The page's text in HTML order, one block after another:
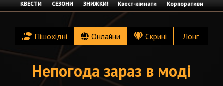
КВЕСТИ СЕЗОНИ ЗНИЖКИ! Квест-кімнати Корпоративи
Пішохідні Онлайни Скрині Лонг
Непогода зараз в моді